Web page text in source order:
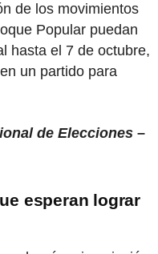
de los movimientos
Popular puedan
hasta el 7 de octubre,
un partido para
de Elecciones –
esperan lograr